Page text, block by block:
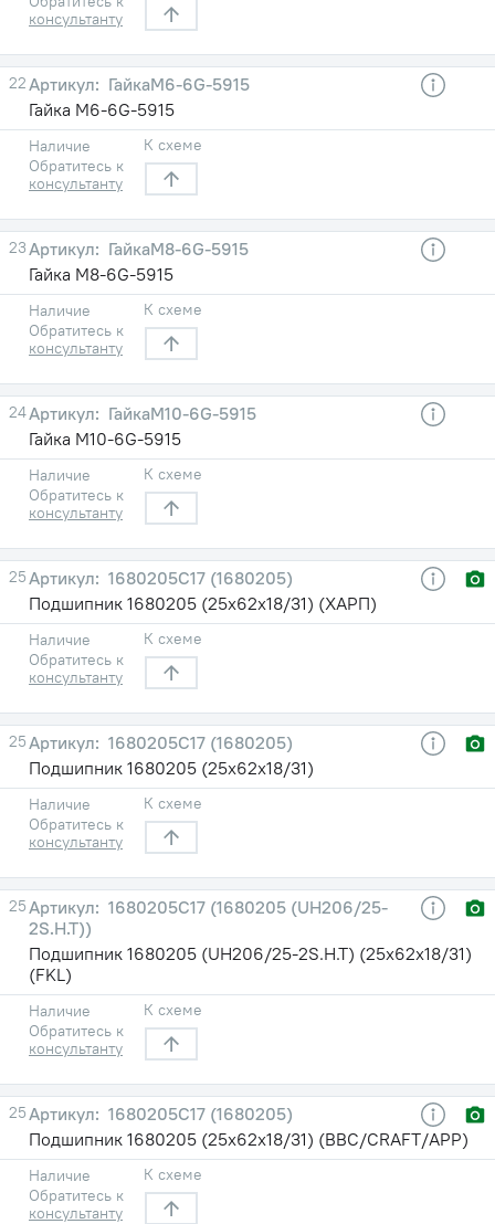
консультанту
22
ГайкаM6-6G-5915
Гайка M6-6G-5915
Наличие
Обратитесь к
консультанту
К схеме
23
ГайкаM8-6G-5915
Гайка M8-6G-5915
Наличие
Обратитесь к
консультанту
К схеме
24
ГайкаM10-6G-5915
Гайка M10-6G-5915
Наличие
Обратитесь к
консультанту
К схеме
25
1680205С17 (1680205)
Подшипник 1680205 (25х62х18/31) (ХАРП)
Наличие
Обратитесь к
консультанту
К схеме
25
1680205С17 (1680205)
Подшипник 1680205 (25х62х18/31)
Наличие
Обратитесь к
консультанту
К схеме
25
1680205С17 (1680205 (UH206/25-
2S.H.T))
Подшипник 1680205 (UH206/25-2S.H.T) (25х62х18/31)
(FKL)
Наличие
Обратитесь к
консультанту
К схеме
25
1680205С17 (1680205)
Подшипник 1680205 (25х62х18/31) (BBC/CRAFT/APP)
Наличие
Обратитесь к
консультанту
К схеме